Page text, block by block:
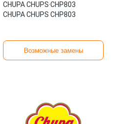
CHUPA CHUPS·CHP803
CHUPA CHUPS CHP803
Возможные замены